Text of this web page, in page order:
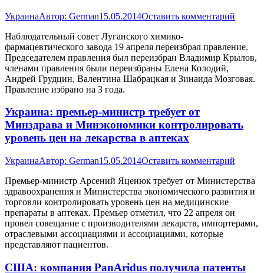
УкраинаАвтор: German15.05.2014Оставить комментарий
Наблюдательный совет Луганского химико-
фармацевтического завода 19 апреля переизбрал правление.
Председателем правления был переизбран Владимир Крылов,
членами правления были переизбраны Елена Колодий,
Андрей Грудцин, Валентина Шабрацкая и Зинаида Мозговая.
Правление избрано на 3 года.
Украина: премьер-министр требует от
Минздрава и Минэкономики контролировать
уровень цен на лекарства в аптеках
УкраинаАвтор: German15.05.2014Оставить комментарий
Премьер-министр Арсений Яценюк требует от Министерства
здравоохранения и Министерства экономического развития и
торговли контролировать уровень цен на медицинские
препараты в аптеках. Премьер отметил, что 22 апреля он
провел совещание с производителями лекарств, импортерами,
отраслевыми ассоциациями и ассоциациями, которые
представляют пациентов.
США: компания PanAridus получила патенты